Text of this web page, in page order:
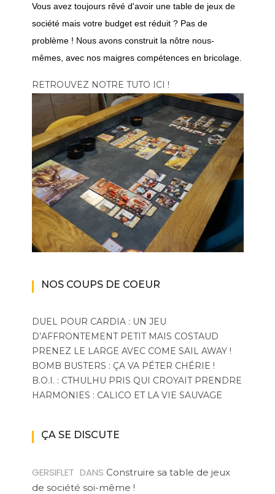
Vous avez toujours rêvé d'avoir une table de jeux de
société mais votre budget est réduit ? Pas de
problème ! Nous avons construit la nôtre nous-
mêmes, avec nos maigres compétences en bricolage.
RETROUVEZ NOTRE TUTO ICI !
NOS COUPS DE COEUR
DUEL POUR CARDIA : UN JEU
D’AFFRONTEMENT PETIT MAIS COSTAUD
PRENEZ LE LARGE AVEC COME SAIL AWAY !
BOMB BUSTERS : ÇA VA PÉTER CHÉRIE !
B.O.I. : CTHULHU PRIS QUI CROYAIT PRENDRE
HARMONIES : CALICO ET LA VIE SAUVAGE
ÇA SE DISCUTE
GERSIFLET DANS Construire sa table de jeux
de société soi-même !